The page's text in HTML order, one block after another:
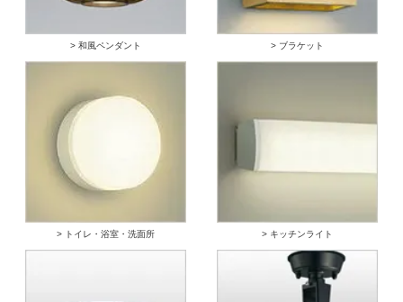
> 和風ペンダント > ブラケット
> トイレ・浴室・洗面所 > キッチンライト